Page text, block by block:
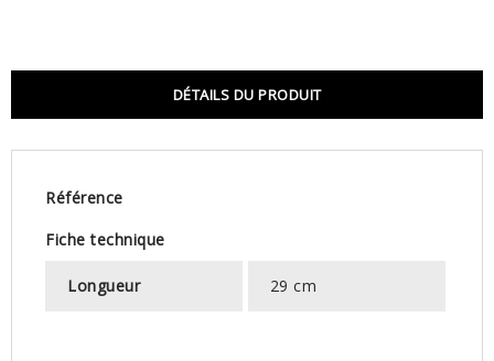
DÉTAILS DU PRODUIT
Référence
Fiche technique
Longueur 29 cm